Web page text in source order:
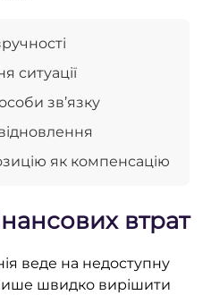
ситуації
зв’язку
як компенсацію
втрат
веде на недоступну
швидко вирішити